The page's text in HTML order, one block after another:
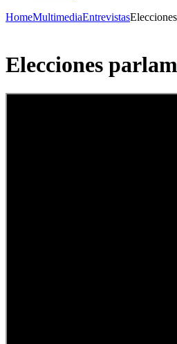
HomeMultimediaEntrevistas
Elecciones